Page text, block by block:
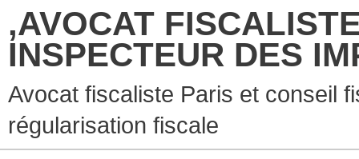
,AVOCAT
INSPECTEUR DES
Avocat fiscaliste Paris et conseil
régularisation fiscale